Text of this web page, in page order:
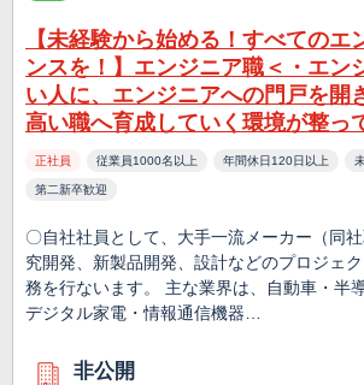
【未経験から始める！すべてのエ
ンスを！】エンジニア職＜・エン
い人に、エンジニアへの門戸を開
高い職へ育成していく環境が整っ
正社員 従業員1000名以上 年間休日120日以上
第二新卒歓迎
〇自社社員として、大手一流メーカー（同
究開発、新製品開発、設計などのプロジェ
務を行ないます。 主な業界は、自動車・半
デジタル家電・情報通信機器…
非公開